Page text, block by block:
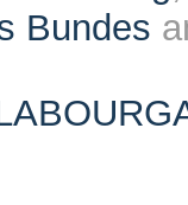
Bundes